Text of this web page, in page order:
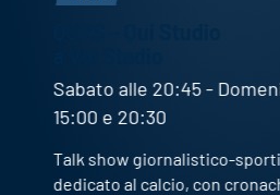
Sabato alle 20:45 - Domenica
15:00 e 20:30
Talk show giornalistico-sportivo
dedicato al calcio, con cronache in